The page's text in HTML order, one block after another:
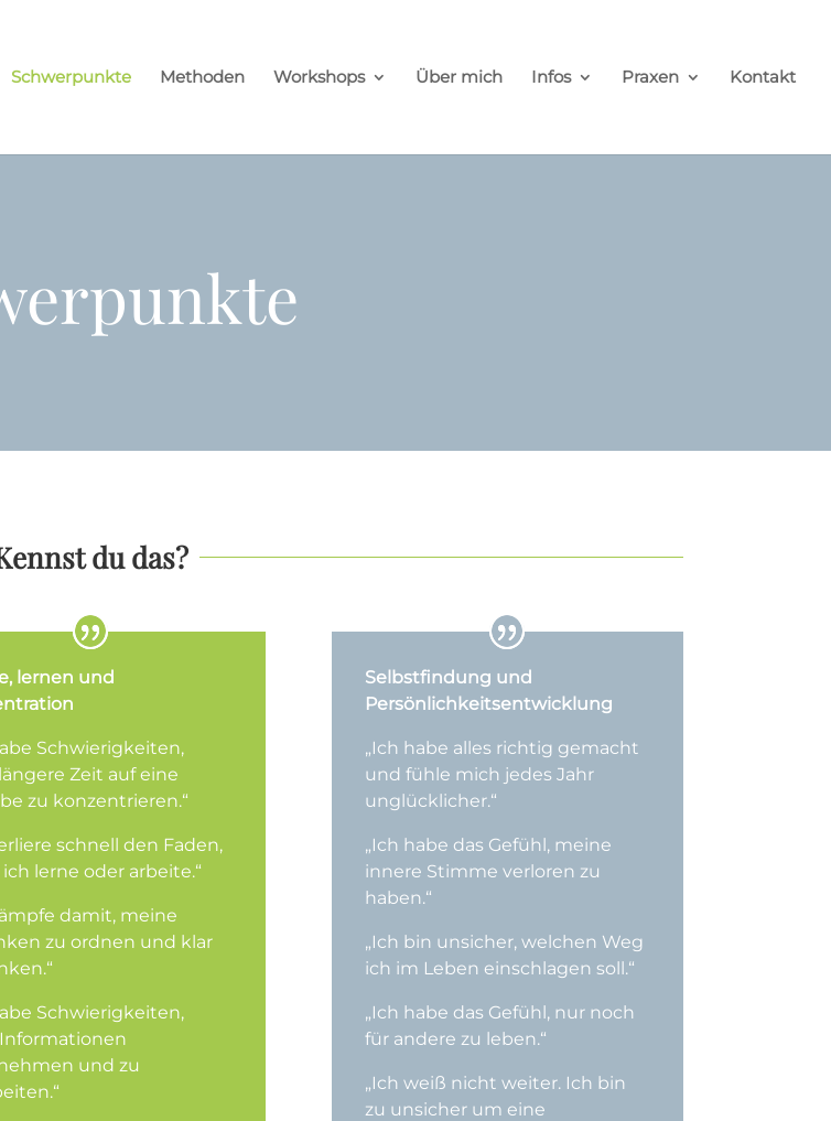
Schwerpunkte Methoden Workshops Über mich Infos Praxen Kontakt
du das?
lernen und
Schwierigkeiten,
Zeit auf eine
zu konzentrieren.“
schnell den Faden,
lerne oder arbeite.“
damit, meine
zu ordnen und klar
Schwierigkeiten,
und zu
Selbstfindung und
Persönlichkeits­entwicklung
„Ich habe alles richtig gemacht
und fühle mich jedes Jahr
unglücklicher.“
„Ich habe das Gefühl, meine
innere Stimme verloren zu
haben.“
„Ich bin unsicher, welchen Weg
ich im Leben einschlagen soll.“
„Ich habe das Gefühl, nur noch
für andere zu leben.“
„Ich weiß nicht weiter. Ich bin
zu unsicher um eine